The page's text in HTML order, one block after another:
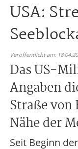
USA:
Veröffentlicht am:
Das US-
Angaben
Straße
Nähe der
Seit Beginn